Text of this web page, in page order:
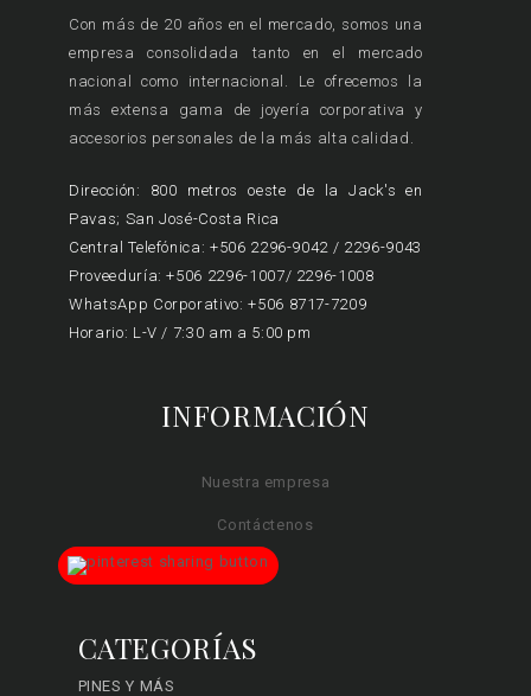
Con más de 20 años en el mercado, somos una
empresa consolidada tanto en el mercado
nacional como internacional. Le ofrecemos la
más extensa gama de joyería corporativa y
accesorios personales de la más alta calidad.
Dirección: 800 metros oeste de la Jack's en
Pavas; San José-Costa Rica
Central Telefónica: +506 2296-9042 / 2296-9043
Proveeduría: +506 2296-1007/ 2296-1008
WhatsApp Corporativo: +506 8717-7209
Horario: L-V / 7:30 am a 5:00 pm
INFORMACIÓN
Nuestra empresa
Contáctenos
CATEGORÍAS
PINES Y MÁS